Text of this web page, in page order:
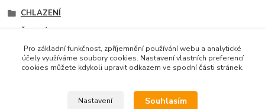
CHLAZENÍ
Šokové zchlazovače
vystavit kupujícímu účtenku. Zároveň je povinen zaevidovat
Pro základní funkčnost, zpříjemnění používání webu a analytické
účely využíváme soubory cookies. Nastavení vlastních preferencí
cookies můžete kdykoli upravit odkazem ve spodní části stránek.
Nastavení Souhlasím